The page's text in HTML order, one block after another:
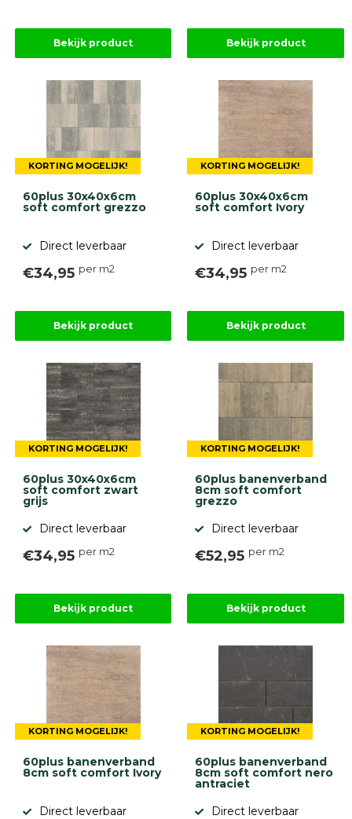
Bekijk product Bekijk product
KORTING MOGELIJK!
60plus 30x40x6cm
soft comfort grezzo
Direct leverbaar
€34,95 per m2
Bekijk product
KORTING MOGELIJK!
60plus 30x40x6cm
soft comfort Ivory
Direct leverbaar
€34,95 per m2
Bekijk product
KORTING MOGELIJK!
60plus 30x40x6cm
soft comfort zwart
grijs
Direct leverbaar
€34,95 per m2
Bekijk product
KORTING MOGELIJK!
60plus banenverband
8cm soft comfort
grezzo
Direct leverbaar
€52,95 per m2
Bekijk product
KORTING MOGELIJK!
60plus banenverband
8cm soft comfort Ivory
Direct leverbaar
KORTING MOGELIJK!
60plus banenverband
8cm soft comfort nero
antraciet
Direct leverbaar